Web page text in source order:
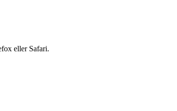
eller Safari.